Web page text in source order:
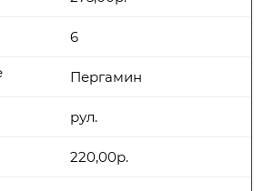
6
Пергамин
рул.
220,00р.